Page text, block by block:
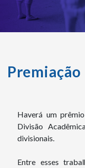
Premiação
Haverá um
Divisão
divisionais.
Entre esses